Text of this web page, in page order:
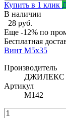
Купить в 1 клик
В наличии
28 руб.
Еще -12% по
Бесплатная
Винт М5х35
Производитель
ДЖИЛЕКС
Артикул
М142